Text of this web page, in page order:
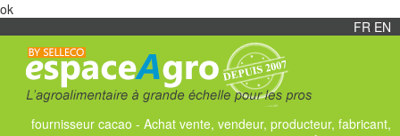
ok
FR EN
fournisseur cacao - Achat vente, vendeur, producteur, fabricant,